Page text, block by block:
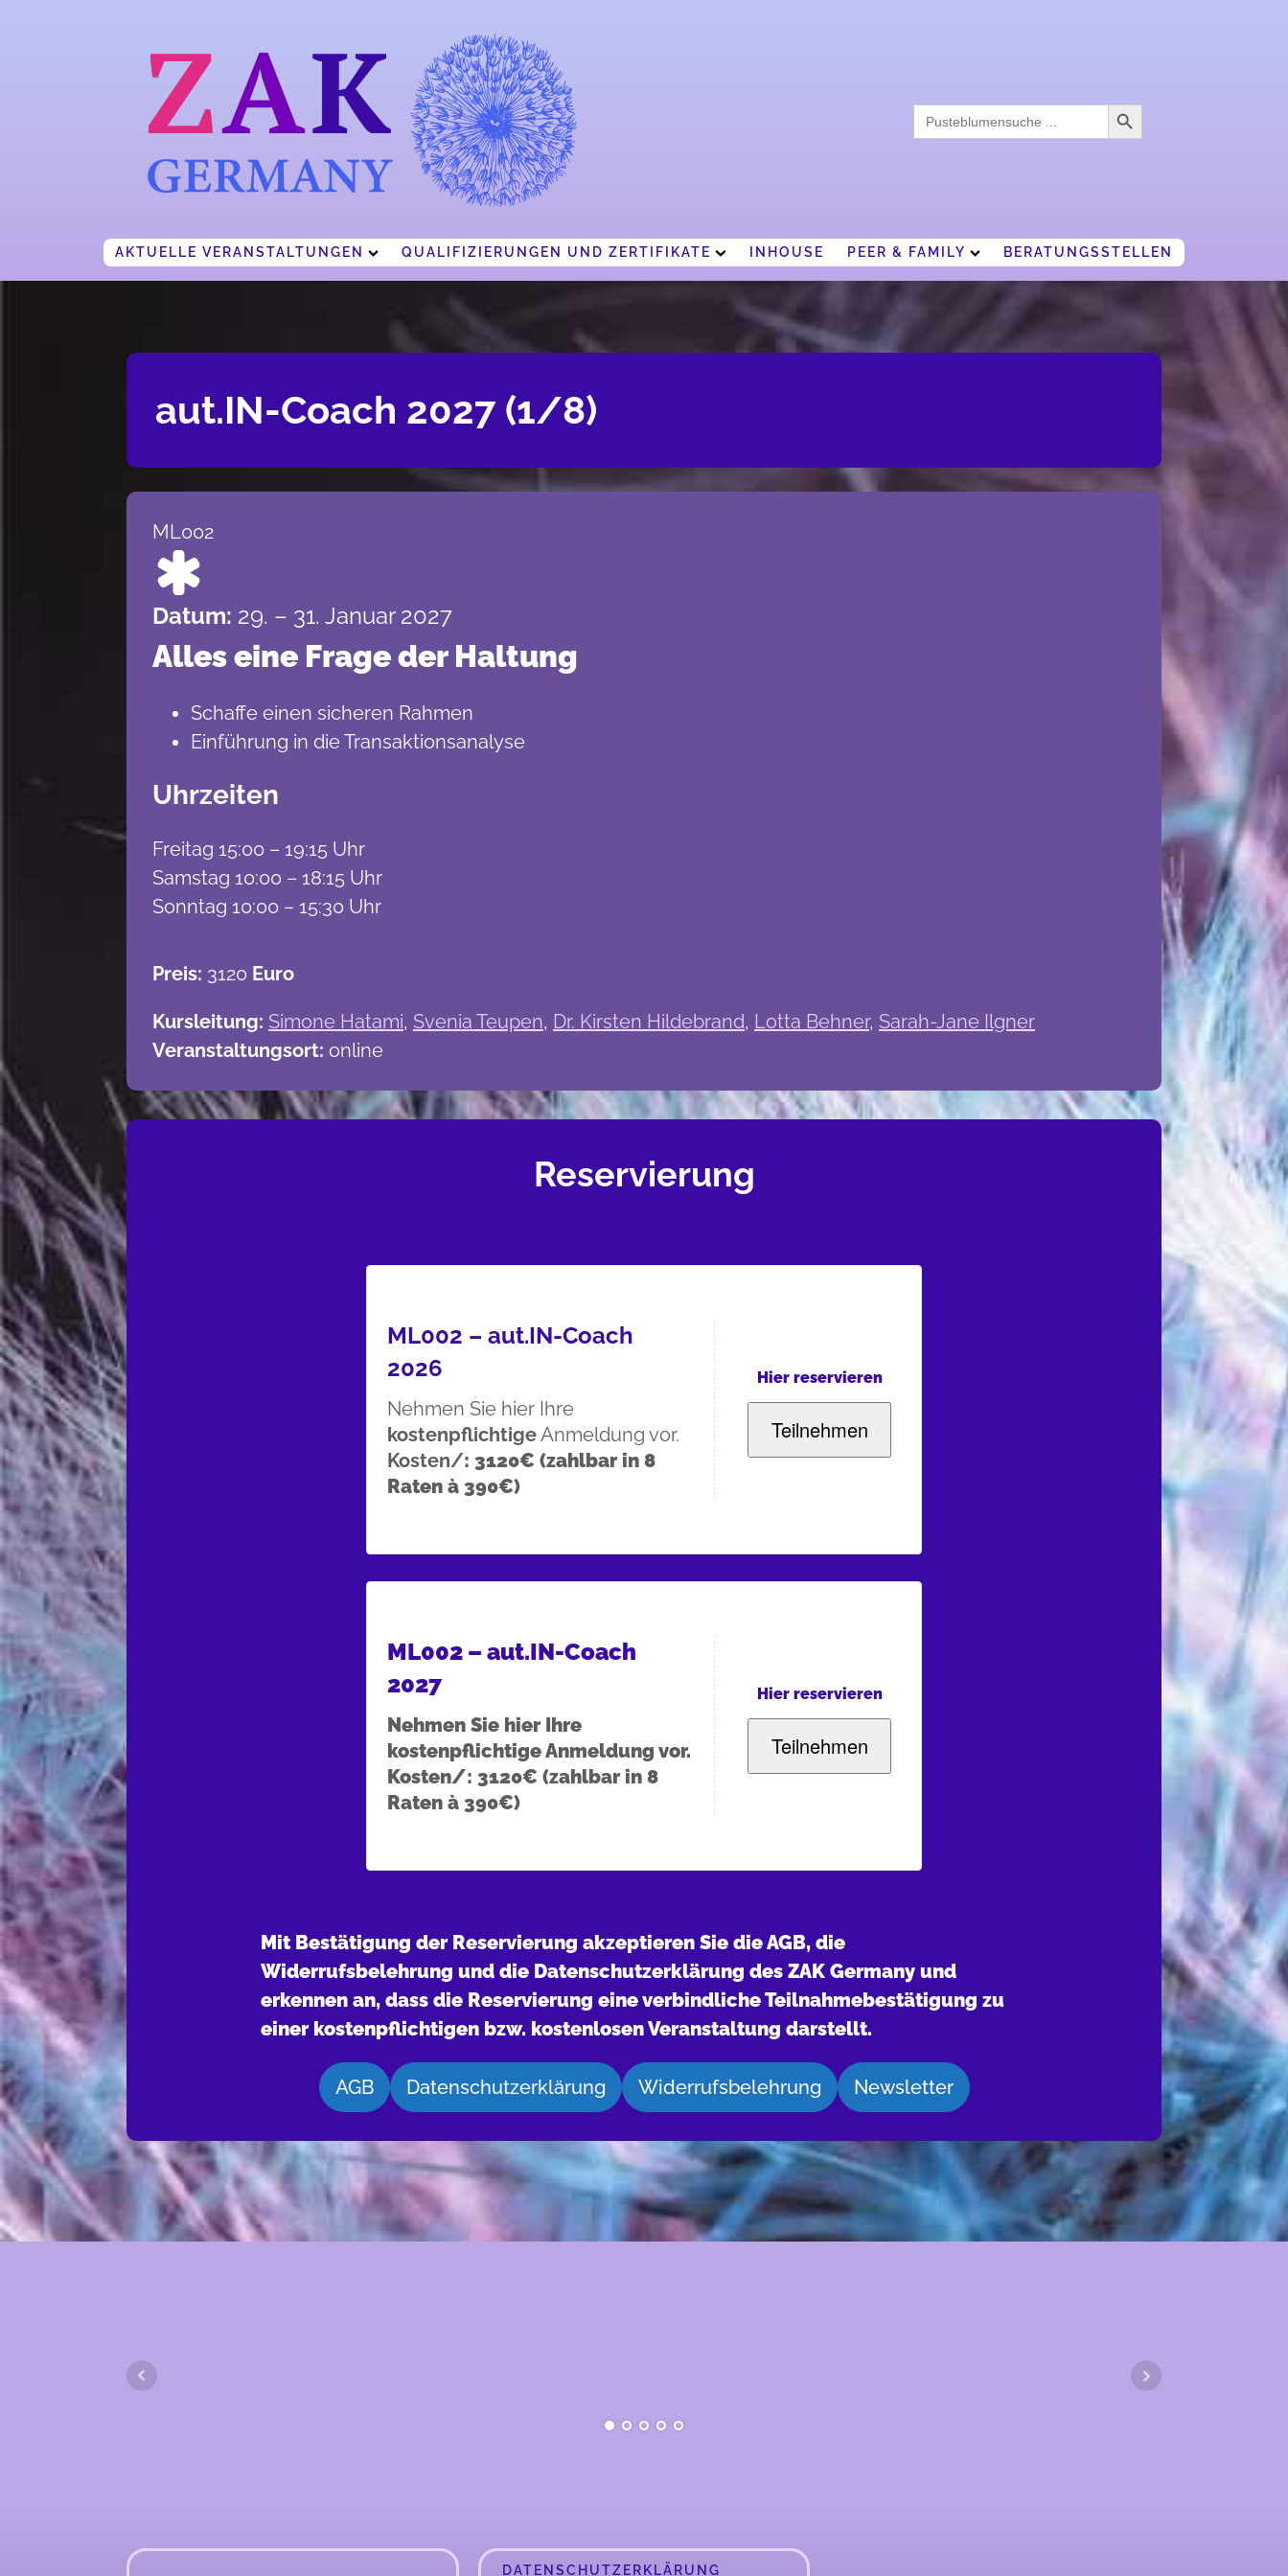
Search
for:
Search Button
AKTUELLE VERANSTALTUNGEN QUALIFIZIERUNGEN UND ZERTIFIKATE INHOUSE PEER & FAMILY BERATUNGSSTELLEN
aut.IN-Coach 2027 (1/8)
ML002
Datum: 29. – 31. Januar 2027
Alles eine Frage der Haltung
Schaffe einen sicheren Rahmen
Einführung in die Transaktionsanalyse
Uhrzeiten
Freitag 15:00 – 19:15 Uhr
Samstag 10:00 – 18:15 Uhr
Sonntag 10:00 – 15:30 Uhr
Preis: 3120 Euro
Kursleitung: Simone Hatami, Svenia Teupen, Dr. Kirsten Hildebrand, Lotta Behner, Sarah-Jane Ilgner
Veranstaltungsort: online
Reservierung
ML002 – aut.IN-Coach
2026
Nehmen Sie hier Ihre
kostenpflichtigeAnmeldung vor.
Kosten/: 3120€ (zahlbar in 8
Raten à 390€)
Hier reservieren
Teilnehmen
ML002 – aut.IN-Coach
2027
Nehmen Sie hier Ihre
kostenpflichtigeAnmeldung vor.
Kosten/: 3120€ (zahlbar in 8
Raten à 390€)
Hier reservieren
Teilnehmen
Mit Bestätigung der Reservierung akzeptieren Sie die AGB, die
Widerrufsbelehrung und die Datenschutzerklärung des ZAK Germany und
erkennen an, dass die Reservierung eine verbindliche Teilnahmebestätigung zu
einer kostenpflichtigen bzw. kostenlosen Veranstaltung darstellt.
AGB Datenschutzerklärung Widerrufsbelehrung Newsletter
DATENSCHUTZERKLÄRUNG